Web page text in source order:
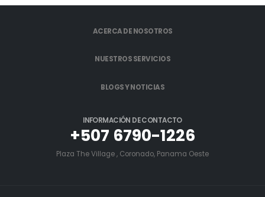
ACERCA DE NOSOTROS
NUESTROS SERVICIOS
BLOGS Y NOTICIAS
INFORMACIÓN DE CONTACTO
+507 6790-1226
Plaza The Village , Coronado, Panama Oeste